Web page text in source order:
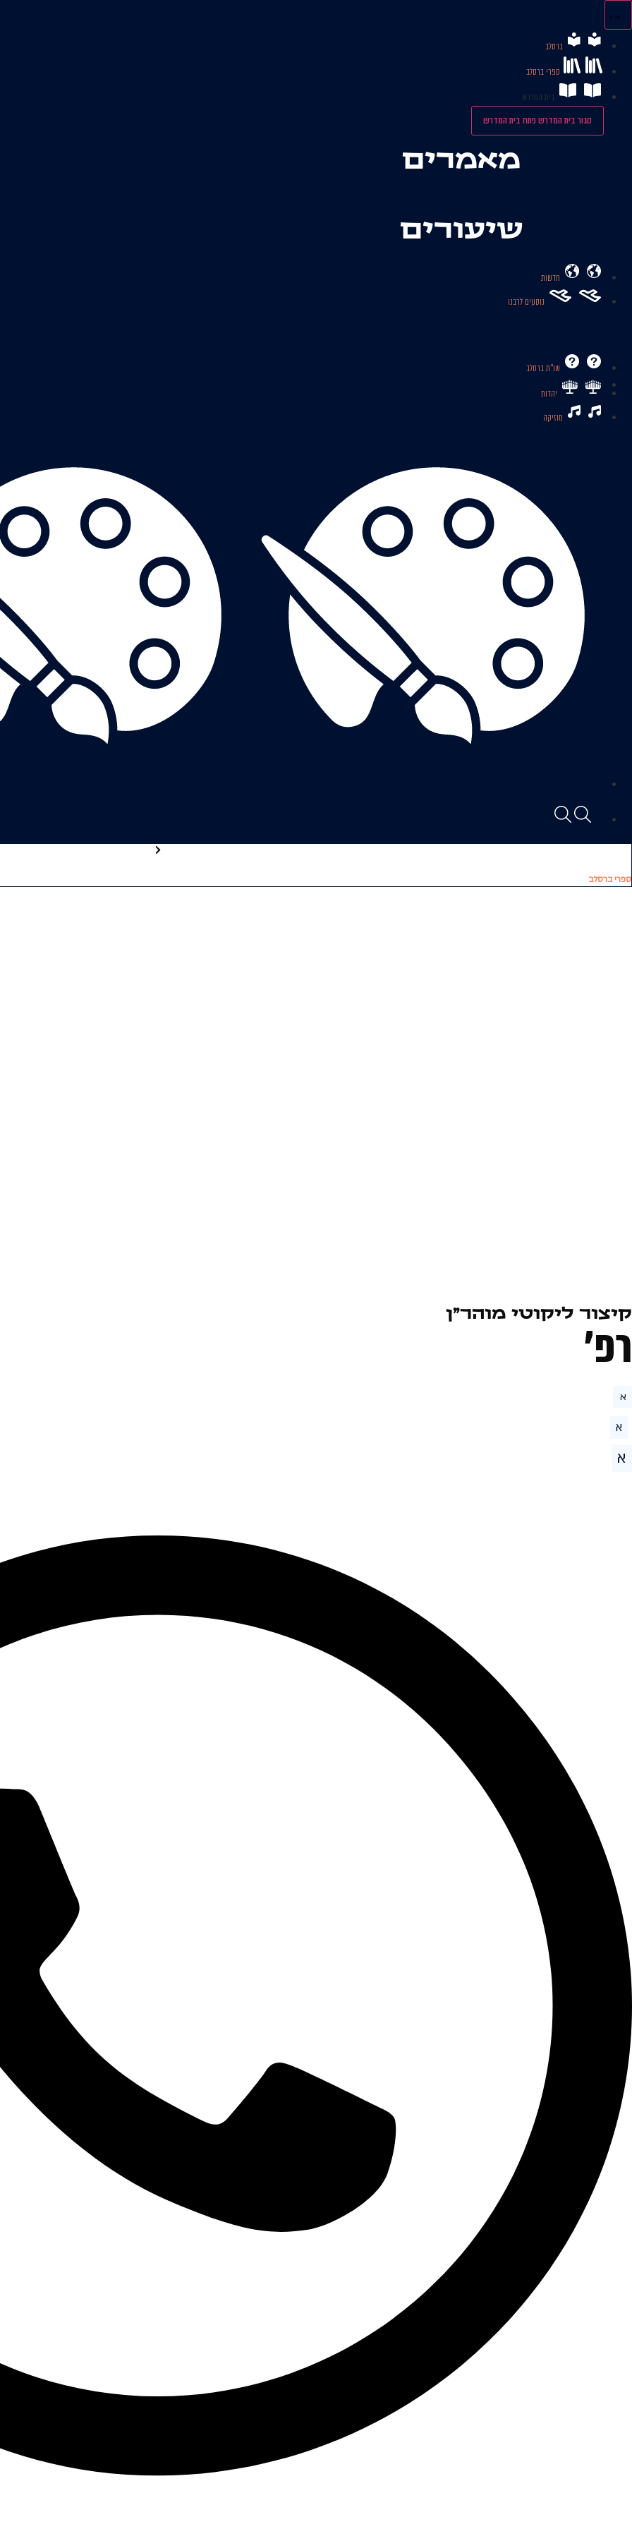
לתוכן
ברסלב
ספרי ברסלב
בית המדרש
סגור בית המדרשפתח בית המדרש
מאמרים
שיעורים
חדשות
נוסעים לרבנו
שו’’ת ברסלב
יהדות
מוזיקה
ספרי ברסלב
קיצור ליקוטי מוהר״ן
רפ׳
א
א
א